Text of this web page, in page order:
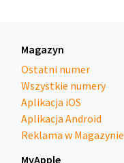
Magazyn
Ostatni numer
Wszystkie numery
Aplikacja iOS
Aplikacja Android
Reklama w Magazynie
MyApple